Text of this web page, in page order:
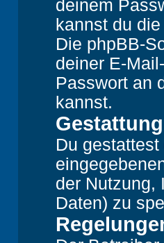
deinem
kannst du
Die phpBB-
deiner E-
Passwort an
kannst.
Du
der Nutzung,
Daten) zu